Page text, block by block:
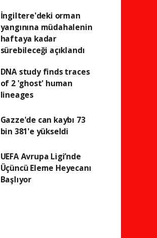
İngiltere'deki orman
yangınına müdahalenin
haftaya kadar
sürebileceği açıklandı
DNA study finds traces
of 2 'ghost' human
lineages
Gazze'de can kaybı 73
bin 381'e yükseldi
UEFA Avrupa Ligi’nde
Üçüncü Eleme Heyecanı
Başlıyor